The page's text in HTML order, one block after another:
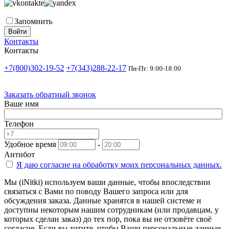
Запомнить
Войти
Контакты
Контакты
+7(800)302-19-52 +7(343)288-22-17 Пн-Пт: 9:00-18:00
Заказать обратный звонок
Ваше имя
Телефон
Удобное время
-
Антибот
Я даю согласие на обработку моих персональных данных.
Мы (iNitki) используем ваши данные, чтобы впоследствии
связаться с Вами по поводу Вашего запроса или для
обсуждения заказа. Данные хранятся в нашей системе и
доступны некоторым нашим сотрудникам (или продавцам, у
которых сделан заказ) до тех пор, пока вы не отзовёте своё